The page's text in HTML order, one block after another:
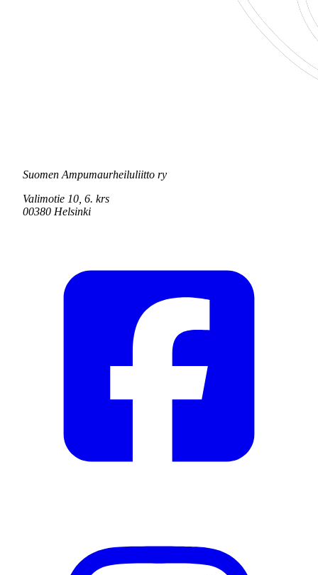
Suomen Ampumaurheiluliitto ry
Valimotie 10, 6. krs
00380 Helsinki